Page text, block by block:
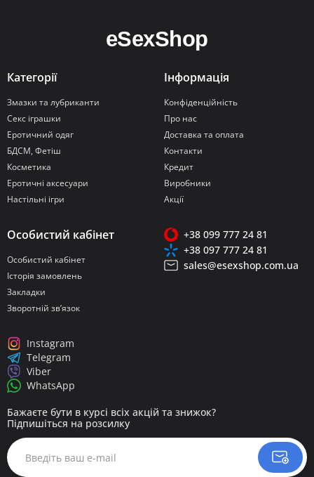
Категорії
Змазки та лубриканти
Секс іграшки
Еротичний одяг
БДСМ, Фетіш
Косметика
Еротичні аксесуари
Настільні ігри
Інформація
Конфіденційність
Про нас
Доставка та оплата
Контакти
Кредит
Виробники
Акції
Особистий кабінет
Особистий кабінет
Історія замовлень
Закладки
Зворотній зв’язок
Бажаєте бути в курсі всіх акцій та знижок?
Підпишіться на розсилку
+38 099 777 24 81
+38 097 777 24 81
sales@esexshop.com.ua
Instagram
Telegram
Viber
WhatsApp